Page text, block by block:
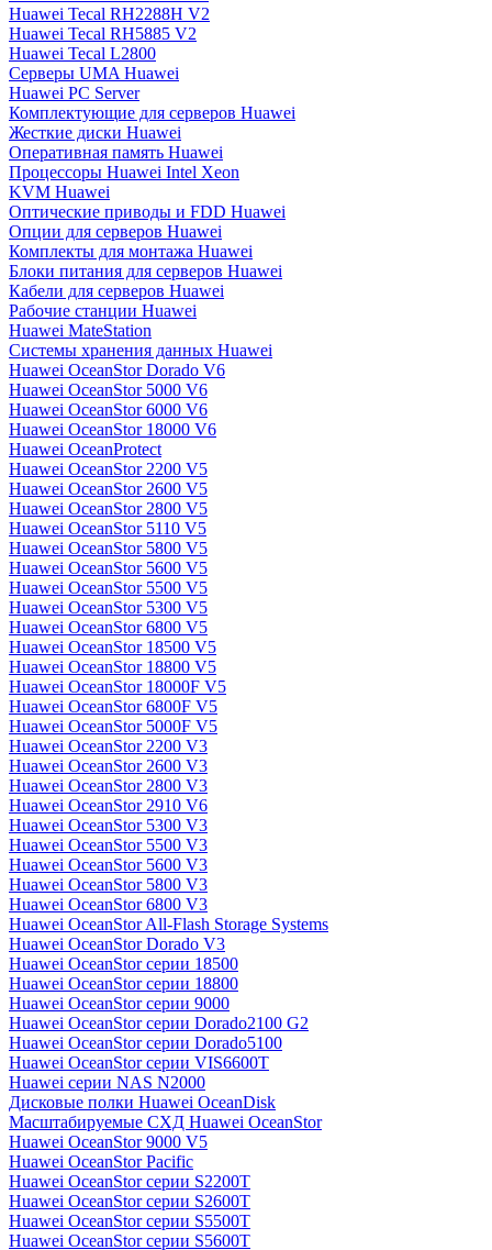
Huawei Tecal RH2288H V2
Huawei Tecal RH5885 V2
Huawei Tecal L2800
Серверы UMA Huawei
Huawei PC Server
Комплектующие для серверов Huawei
Жесткие диски Huawei
Оперативная память Huawei
Процессоры Huawei Intel Xeon
KVM Huawei
Оптические приводы и FDD Huawei
Опции для серверов Huawei
Комплекты для монтажа Huawei
Блоки питания для серверов Huawei
Кабели для серверов Huawei
Рабочие станции Huawei
Huawei MateStation
Системы хранения данных Huawei
Huawei OceanStor Dorado V6
Huawei OceanStor 5000 V6
Huawei OceanStor 6000 V6
Huawei OceanStor 18000 V6
Huawei OceanProtect
Huawei OceanStor 2200 V5
Huawei OceanStor 2600 V5
Huawei OceanStor 2800 V5
Huawei OceanStor 5110 V5
Huawei OceanStor 5800 V5
Huawei OceanStor 5600 V5
Huawei OceanStor 5500 V5
Huawei OceanStor 5300 V5
Huawei OceanStor 6800 V5
Huawei OceanStor 18500 V5
Huawei OceanStor 18800 V5
Huawei OceanStor 18000F V5
Huawei OceanStor 6800F V5
Huawei OceanStor 5000F V5
Huawei OceanStor 2200 V3
Huawei OceanStor 2600 V3
Huawei OceanStor 2800 V3
Huawei OceanStor 2910 V6
Huawei OceanStor 5300 V3
Huawei OceanStor 5500 V3
Huawei OceanStor 5600 V3
Huawei OceanStor 5800 V3
Huawei OceanStor 6800 V3
Huawei OceanStor All-Flash Storage Systems
Huawei OceanStor Dorado V3
Huawei OceanStor серии 18500
Huawei OceanStor серии 18800
Huawei OceanStor серии 9000
Huawei OceanStor серии Dorado2100 G2
Huawei OceanStor серии Dorado5100
Huawei OceanStor серии VIS6600T
Huawei серии NAS N2000
Дисковые полки Huawei OceanDisk
Масштабируемые СХД Huawei OceanStor
Huawei OceanStor 9000 V5
Huawei OceanStor Pacific
Huawei OceanStor серии S2200T
Huawei OceanStor серии S2600T
Huawei OceanStor серии S5500T
Huawei OceanStor серии S5600T